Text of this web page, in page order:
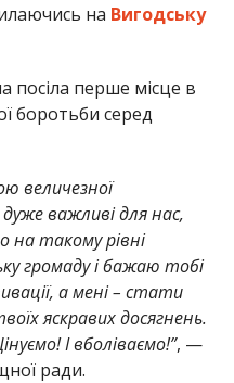
на Вигодську
посіла перше місце в
боротьби серед
величезної
важливі для нас,
на такому рівні
громаду і бажаю тобі
а мені – стати
яскравих досягнень.
І вболіваємо!”, —
ради.